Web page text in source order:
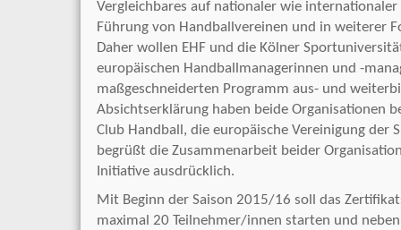
Vergleichbares auf nationaler wie
Führung von Handballvereinen und in weiterer
Daher wollen EHF und die Kölner
europäischen Handballmanagerinnen und -
maßgeschneiderten Programm aus- und
Absichtserklärung haben beide Organisationen
Club Handball, die europäische Vereinigung der
begrüßt die Zusammenarbeit beider
Initiative ausdrücklich.
Mit Beginn der Saison 2015/16 soll das
maximal 20 Teilnehmer/innen starten und